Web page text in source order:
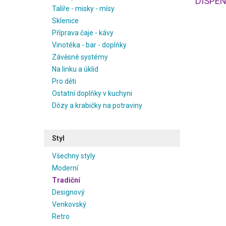
Talíře - misky - mísy
Sklenice
Příprava čaje - kávy
Vinotéka - bar - doplňky
Závěsné systémy
Na linku a úklid
Pro děti
Ostatní doplňky v kuchyni
Dózy a krabičky na potraviny
Styl
Všechny styly
Moderní
Tradiční
Designový
Venkovský
Retro